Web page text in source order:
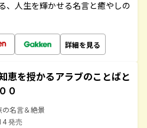
、人生を輝かせる名言と癒やしの
詳細を見る
恵を授かるアラブのことばと
０
の名言＆絶景
発売